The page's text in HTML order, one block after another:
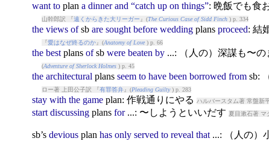
want to plan a dinner and “catch up on things”: 晩飯でも食
山幹郎訳 『遠くからきた大リーガー 』(The Curious Case of Sidd Finch) p. 334
the views ofsb are sought before wedding plans proceed: 結
『愛はなぜ終るのか』(Anatomy of Love) p. 66
the best plans ofsb were beaten by...: （人の）深謀も〜の
(Adventure of Sherlock Holmes) p. 45
the architectural plans seem to have been borrowed fromsb:
ロー著 上田公子訳 『有罪答弁』(Pleading Guilty) p. 283
stay with the game plan: 作戦通りにやる ハルバースタム著 常盤新
start discussing plans for...: 〜しようといいだす 夏目漱石著 マ
sb’s devious plan has only served to reveal that...: （人の）